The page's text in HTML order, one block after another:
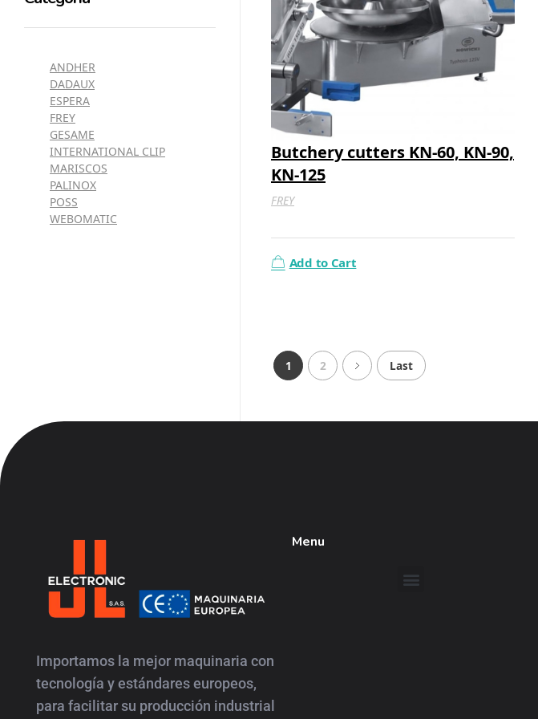
Butchery cutters KN-60, KN-90,
KN-125
FREY
Add to Cart
1 2 Last
ANDHER
DADAUX
ESPERA
FREY
GESAME
INTERNATIONAL CLIP
MARISCOS
PALINOX
POSS
WEBOMATIC
Importamos la mejor maquinaria con
tecnología y estándares europeos,
para facilitar su producción industrial
Menu